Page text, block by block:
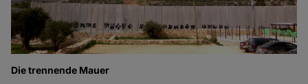
Die trennende Mauer